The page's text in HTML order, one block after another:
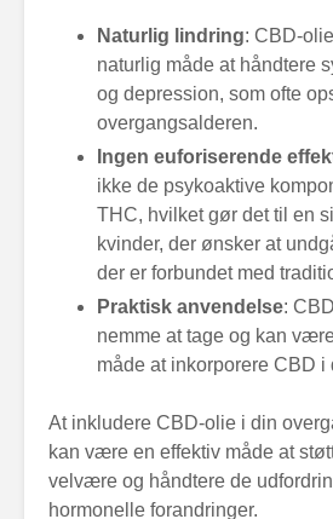
Naturlig lindring: CBD-
naturlig måde at håndtere
og depression, som ofte
overgangsalderen.
Ingen euforiserende
ikke de psykoaktive
THC, hvilket gør det til en
kvinder, der ønsker at
der er forbundet med
Praktisk anvendelse:
nemme at tage og kan
måde at inkorporere CBD i
At inkludere CBD-olie i din
kan være en effektiv måde at
velvære og håndtere de
hormonelle forandringer.